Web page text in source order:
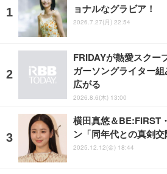
ョナルなグラビア！
2026.7.27(月) 22:54
FRIDAYが熱愛スクー
ガーソングライター
広がる
2026.8.6(木) 13:00
横田真悠＆BE:FIRST
ン「同年代との真剣交
2025.12.12(金) 18:44